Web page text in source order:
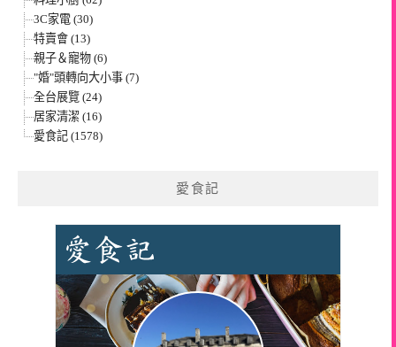
3C家電 (30)
特賣會 (13)
親子＆寵物 (6)
"婚"頭轉向大小事 (7)
全台展覽 (24)
居家清潔 (16)
愛食記 (1578)
愛食記